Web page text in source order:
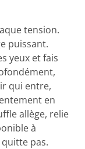
tension.
puissant.
yeux et fais
qui entre,
en
allège, relie
à
pas.